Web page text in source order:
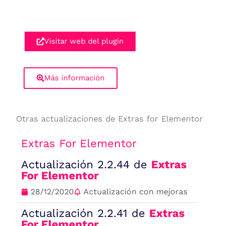
Visitar web del plugin
Más información
Otras actualizaciones de Extras for Elementor
Extras For Elementor
Actualización 2.2.44 de Extras
For Elementor
28/12/2020 Actualización con mejoras
Actualización 2.2.41 de Extras